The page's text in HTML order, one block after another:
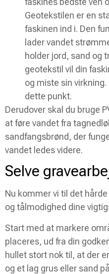
Geotekstilen er en
faskinen ind i. Den
lader vandet
holder jord, sand og
geotekstil vil din
og miste sin virkning.
dette punkt.
Derudover skal du bruge
at føre vandet fra
sandfangsbrønd, der
vandet ledes videre.
Selve
Nu kommer vi til det
og tålmodighed dine
Start med at markere
placeres, ud fra din
hullet stort nok til, at der
og et lag grus eller sand